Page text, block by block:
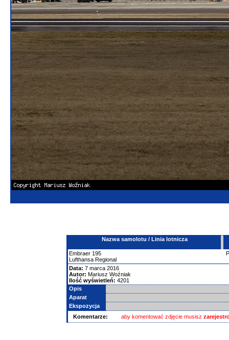
Nazwa samolotu / Linia lotnicza
Embraer 195
Lufthansa Regional
Data: 7 marca 2016
Autor: Mariusz Woźniak
Ilość wyświetleń: 4201
Opis
Aparat
Ekspozycja
Komentarze:
aby komentować zdjęcie musisz